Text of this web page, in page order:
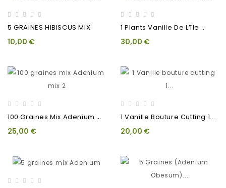
5 GRAINES HIBISCUS MIX
10,00 €
1 Plants Vanille De L’île...
30,00 €
1
00 Graines Mix Adenium Mix 2
25,00 €
1 Vanille Bouture Cutting 1...
20,00 €